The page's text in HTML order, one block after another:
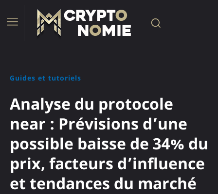
Guides et tutoriels
Analyse du protocole
near : Prévisions d’une
possible baisse de 34% du
prix, facteurs d’influence
et tendances du marché